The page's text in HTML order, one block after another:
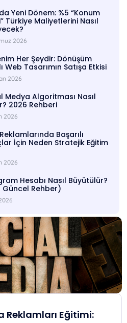
Reklamları Eğitimi:
Yeni Dönem: %5 “Konum
Türkiye Maliyetlerini Nasıl
2026
Her Şeydir: Dönüşüm
Web Tasarımın Satışa Etkisi
2026
Medya Algoritması Nasıl
2026 Rehberi
2026
Başarılı
İçin Neden Stratejik Eğitim
2026
Hesabı Nasıl Büyütülür?
Güncel Rehber)